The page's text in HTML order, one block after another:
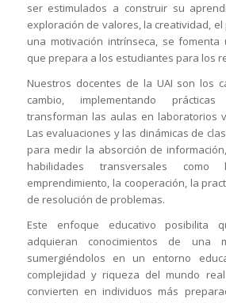
ser estimulados a construir su
exploración de valores, la creatividad,
una motivación intrínseca, se
que prepara a los estudiantes para los
Nuestros docentes de la UAI son los
cambio, implementando
transforman las aulas en laboratorios
Las evaluaciones y las dinámicas de
para medir la absorción de
habilidades transversales
emprendimiento, la cooperación, la
de resolución de problemas.
Este enfoque educativo posibilita
adquieran conocimientos de una
sumergiéndolos en un entorno
complejidad y riqueza del mundo
convierten en individuos más